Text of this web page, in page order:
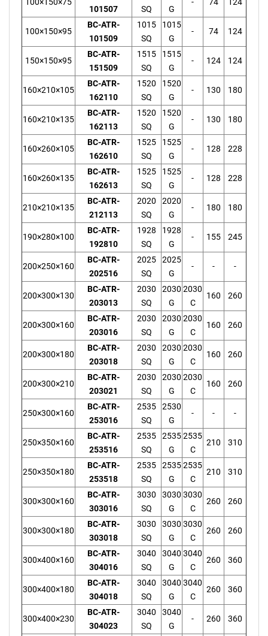
100×150×75
101507
SQ
G
- 74 124
100×150×95
BC-ATR-
101509
1015
SQ
1015
G
- 74 124
150×150×95
BC-ATR-
151509
1515
SQ
1515
G
- 124 124
160×210×105
BC-ATR-
162110
1520
SQ
1520
G
- 130 180
160×210×135
BC-ATR-
162113
1520
SQ
1520
G
- 130 180
160×260×105
BC-ATR-
162610
1525
SQ
1525
G
- 128 228
160×260×135
BC-ATR-
162613
1525
SQ
1525
G
- 128 228
210×210×135
BC-ATR-
212113
2020
SQ
2020
G
- 180 180
190×280×100
BC-ATR-
192810
1928
SQ
1928
G
- 155 245
200×250×160
BC-ATR-
202516
2025
SQ
2025
G
- - -
200×300×130
BC-ATR-
203013
2030
SQ
2030
G
2030
C
160 260
200×300×160
BC-ATR-
203016
2030
SQ
2030
G
2030
C
160 260
200×300×180
BC-ATR-
203018
2030
SQ
2030
G
2030
C
160 260
200×300×210
BC-ATR-
203021
2030
SQ
2030
G
2030
C
160 260
250×300×160
BC-ATR-
253016
2535
SQ
2530
G
- - -
250×350×160
BC-ATR-
253516
2535
SQ
2535
G
2535
C
210 310
250×350×180
BC-ATR-
253518
2535
SQ
2535
G
2535
C
210 310
300×300×160
BC-ATR-
303016
3030
SQ
3030
G
3030
C
260 260
300×300×180
BC-ATR-
303018
3030
SQ
3030
G
3030
C
260 260
300×400×160
BC-ATR-
304016
3040
SQ
3040
G
3040
C
260 360
300×400×180
BC-ATR-
304018
3040
SQ
3040
G
3040
C
260 360
300×400×230
BC-ATR-
304023
3040
SQ
3040
G
- 260 360